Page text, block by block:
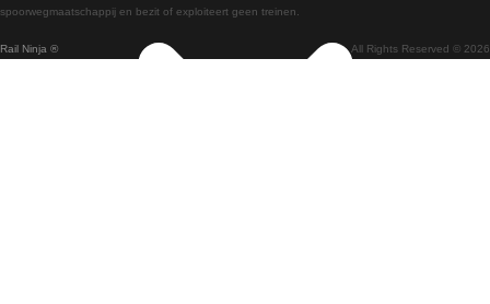
Treinen van Wenen naar Salzburg
Treinen van Wenen naar Praag
Rail Ninja ® All Rights Reserved © 2026
spoorwegmaatschappij en bezit of exploiteert geen treinen.